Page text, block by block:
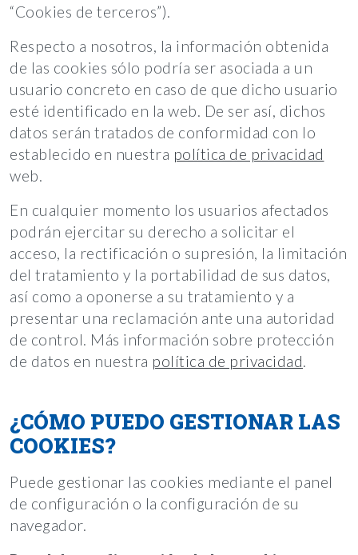
“Cookies de terceros”).
Respecto a nosotros, la información obtenida
de las cookies sólo podría ser asociada a un
usuario concreto en caso de que dicho usuario
esté identificado en la web. De ser así, dichos
datos serán tratados de conformidad con lo
establecido en nuestra política de privacidad
web.
En cualquier momento los usuarios afectados
podrán ejercitar su derecho a solicitar el
acceso, la rectificación o supresión, la limitación
del tratamiento y la portabilidad de sus datos,
así como a oponerse a su tratamiento y a
presentar una reclamación ante una autoridad
de control. Más información sobre protección
de datos en nuestra política de privacidad.
¿CÓMO PUEDO GESTIONAR LAS
COOKIES?
Puede gestionar las cookies mediante el panel
de configuración o la configuración de su
navegador.